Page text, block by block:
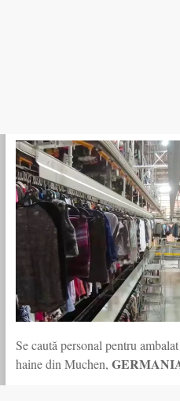
Se caută personal pentru
haine din Muchen,